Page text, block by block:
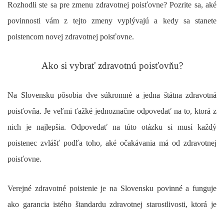
Rozhodli ste sa pre zmenu zdravotnej poisťovne? Pozrite sa, aké
povinnosti vám z tejto zmeny vyplývajú a kedy sa stanete
poistencom novej zdravotnej poisťovne.
Ako si vybrať zdravotnú poisťovňu?
Na Slovensku pôsobia dve súkromné a jedna štátna zdravotná
poisťovňa. Je veľmi ťažké jednoznačne odpovedať na to, ktorá z
nich je najlepšia. Odpovedať na túto otázku si musí každý
poistenec zvlášť podľa toho, aké očakávania má od zdravotnej
poisťovne.
Verejné zdravotné poistenie je na Slovensku povinné a funguje
ako garancia istého štandardu zdravotnej starostlivosti, ktorá je